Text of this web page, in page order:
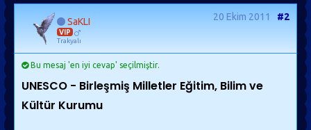
SaKLI
VIP
Trakyalı
20 Ekim 2011 #2
Bu mesaj 'en iyi cevap' seçilmiştir.
UNESCO - Birleşmiş Milletler Eğitim, Bilim ve
Kültür Kurumu